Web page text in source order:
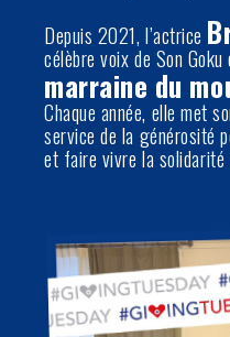
Depuis 2021, l’actrice
célèbre voix de Son
marraine du
Chaque année, elle met
service de la générosité
et faire vivre la solidarité